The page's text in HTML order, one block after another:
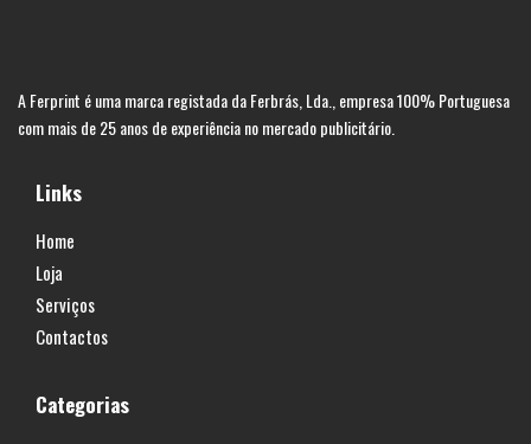
A Ferprint é uma marca registada da Ferbrás, Lda., empresa 100% Portuguesa
com mais de 25 anos de experiência no mercado publicitário.
Links
Home
Loja
Serviços
Contactos
Categorias